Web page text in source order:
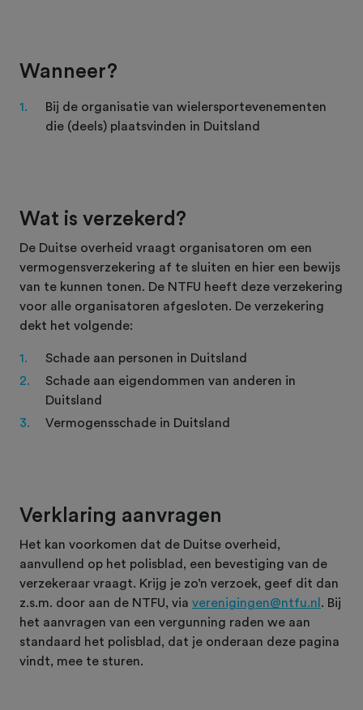
Wanneer?
Bij de organisatie van wielersportevenementen
die (deels) plaatsvinden in Duitsland
Wat is verzekerd?
De Duitse overheid vraagt organisatoren om een
vermogensverzekering af te sluiten en hier een bewijs
van te kunnen tonen. De NTFU heeft deze verzekering
voor alle organisatoren afgesloten. De verzekering
dekt het volgende:
Schade aan personen in Duitsland
Schade aan eigendommen van anderen in
Duitsland
Vermogensschade in Duitsland
Verklaring aanvragen
Het kan voorkomen dat de Duitse overheid,
aanvullend op het polisblad, een bevestiging van de
verzekeraar vraagt. Krijg je zo’n verzoek, geef dit dan
z.s.m. door aan de NTFU, via verenigingen@ntfu.nl . Bij
het aanvragen van een vergunning raden we aan
standaard het polisblad, dat je onderaan deze pagina
vindt, mee te sturen.